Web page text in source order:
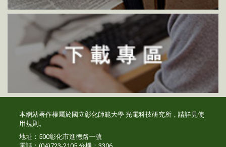
本網站著作權屬於國立彰化師範大學 光電科技研究所，請詳見使
用規則 。
地址：500彰化市進德路一號